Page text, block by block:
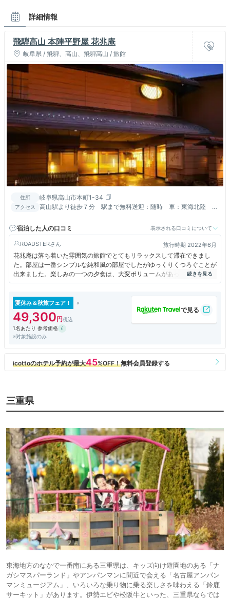
詳細情報
飛騨高山 本陣平野屋 花兆庵
岐阜県 / 飛騨、高山、飛騨高山 / 旅館
住所 岐阜県高山市本町1-34
アクセス
高山駅より徒歩７分 駅まで無料送迎：随時 車：東海北陸 高
宿泊した人の口コミ
表示される口コミについて
ROADSTER 旅行時期 2022年6月
花兆庵は落ち着いた雰囲気の旅館でとてもリラックスして滞在できまし
た。部屋は一番シンプルな純和風の部屋でしたがゆっくりくつろぐことが
出来ました。楽しみの一つの夕食は、大変ボリュームがあってお腹いっぱ
いになりました。量は少ないですが飛騨牛もあって満足です。朝食は和食
夏休み＆秋旅フェア！
49,300
1名あたり 参考価格
※対象施設のみ
三重県
東海地方のなかで一番南にある三重県は、キッズ向け遊園地のある「ナ
ガシマスパーランド」やアンパンマンに間近で会える「名古屋アンパン
マンミュージアム」、いろいろな乗り物に乗る楽しさを味わえる「鈴鹿
サーキット」があります。伊勢エビや松阪牛といった、三重県ならでは